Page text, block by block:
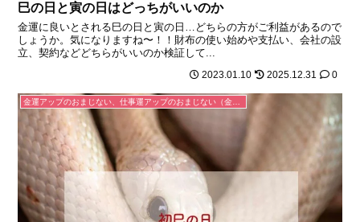
巳の日と寅の日はどっちがいいのか
金運に良いとされる巳の日と寅の日…どちらの方がご利益があるので
しょうか。気になりますね〜！！財布の使い始めや支払い、会社の設
立、契約などどちらがいいのか検証して...
2023.01.10 2025.12.31 0
金運アップのおまじない、仕事運アップのおまじない（金運が上がる、お金を引き寄せる、仕事がうまくいく）